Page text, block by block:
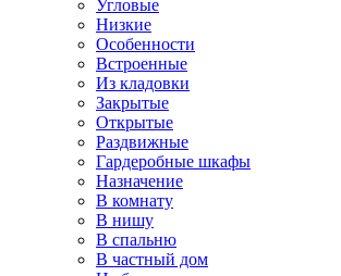
Угловые
Низкие
Особенности
Встроенные
Из кладовки
Закрытые
Открытые
Раздвижные
Гардеробные шкафы
Назначение
В комнату
В нишу
В спальню
В частный дом